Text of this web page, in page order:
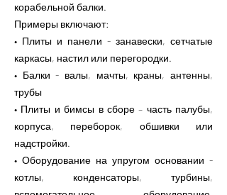
корабельной балки.
Примеры включают:
• Плиты и панели - занавески, сетчатые
каркасы, настил или перегородки.
• Балки - валы, мачты, краны, антенны,
трубы
• Плиты и бимсы в сборе – часть палубы,
корпуса, переборок, обшивки или
надстройки.
• Оборудование на упругом основании -
котлы, конденсаторы, турбины,